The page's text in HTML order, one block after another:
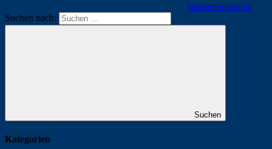
Wassertourismus
Suchen nach:
Suchen
Kategorien